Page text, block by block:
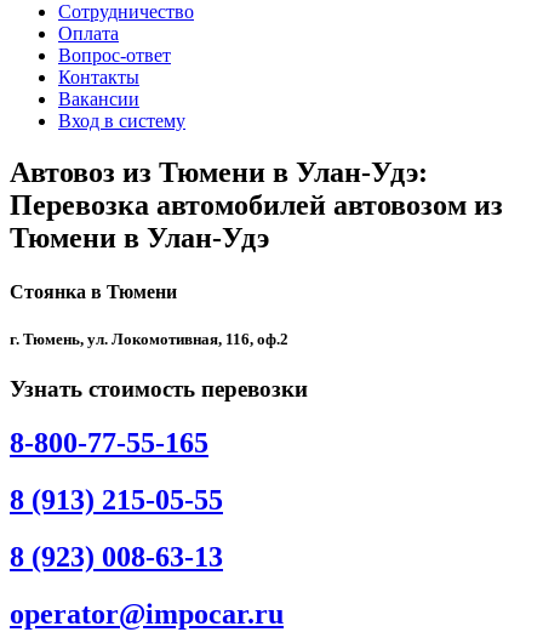
Сотрудничество
Оплата
Вопрос-ответ
Контакты
Вакансии
Вход в систему
Автовоз из Тюмени в Улан-Удэ:
Перевозка автомобилей автовозом из
Тюмени в Улан-Удэ
Стоянка в Тюмени
г. Тюмень, ул. Локомотивная, 116, оф.2
Узнать стоимость перевозки
8-800-77-55-165
8 (913) 215-05-55
8 (923) 008-63-13
operator@impocar.ru